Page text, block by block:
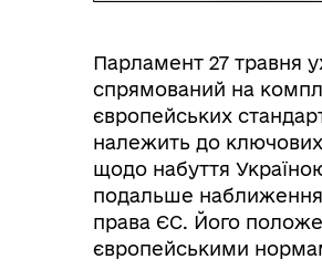
Парламент 27 травня
спрямований на
європейських
належить до ключових
щодо набуття
подальше наближення
права ЄС. Його
європейськими